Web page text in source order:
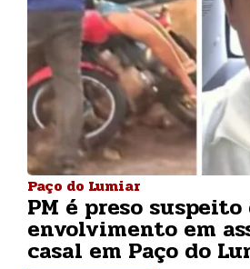
Paço do Lumiar
PM é preso suspeito
envolvimento em
casal em Paço do